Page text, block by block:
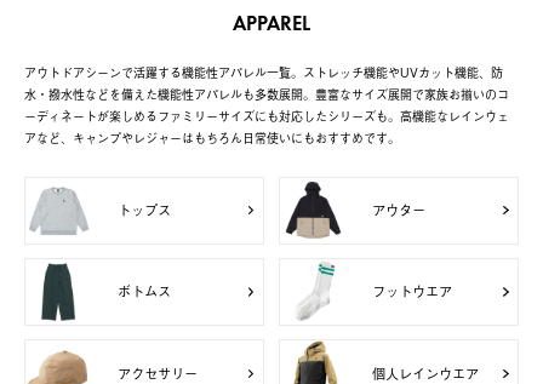
APPAREL
アウトドアシーンで活躍する機能性アパレル一覧。ストレッチ機能やUVカット機能、防
水・撥水性などを備えた機能性アパレルも多数展開。豊富なサイズ展開で家族お揃いのコ
ーディネートが楽しめるファミリーサイズにも対応したシリーズも。高機能なレインウェ
アなど、キャンプやレジャーはもちろん日常使いにもおすすめです。
トップス アウター
ボトムス フットウエア
アクセサリー 個人レインウエア